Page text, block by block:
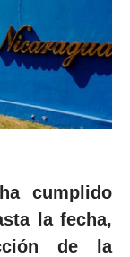
cumplido
la fecha,
de la